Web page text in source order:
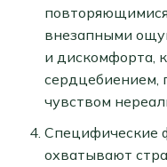
внезапными
и дискомфорта,
сердцебиением,
чувством
Специфические
охватывают